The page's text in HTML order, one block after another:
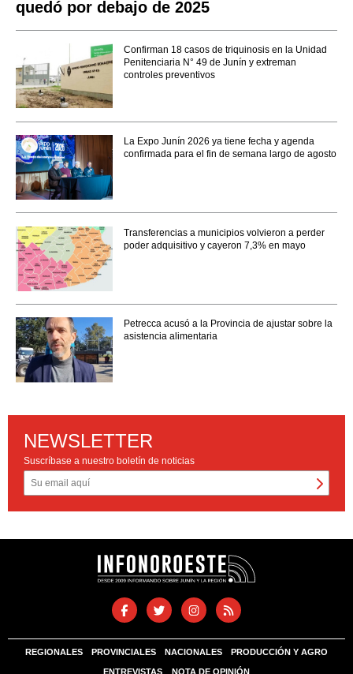
quedó por debajo de 2025
Confirman 18 casos de triquinosis en la Unidad
Penitenciaria N° 49 de Junín y extreman
controles preventivos
La Expo Junín 2026 ya tiene fecha y agenda
confirmada para el fin de semana largo de agosto
Transferencias a municipios volvieron a perder
poder adquisitivo y cayeron 7,3% en mayo
Petrecca acusó a la Provincia de ajustar sobre la
asistencia alimentaria
NEWSLETTER
Suscríbase a nuestro boletín de noticias
REGIONALES PROVINCIALES NACIONALES PRODUCCIÓN Y AGRO
ENTREVISTAS NOTA DE OPINIÓN